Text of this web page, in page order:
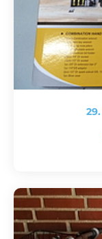
29.